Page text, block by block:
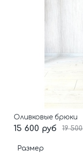
Оливковые брюки
15 600 руб 19
Размер